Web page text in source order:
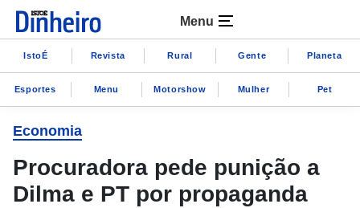
Menu
IstoÉ Revista Rural Gente Planeta
Esportes Menu Motorshow Mulher Pet
Economia
Procuradora pede punição a
Dilma e PT por propaganda